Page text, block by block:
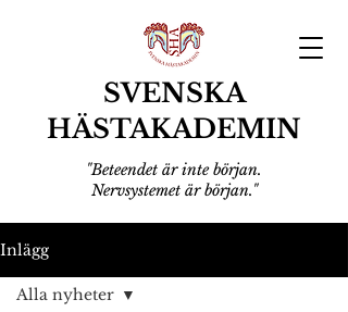
SVENSKA
HÄSTAKADEMIN
"Beteendet är inte början.
Nervsystemet är början."
Inlägg
Alla nyheter